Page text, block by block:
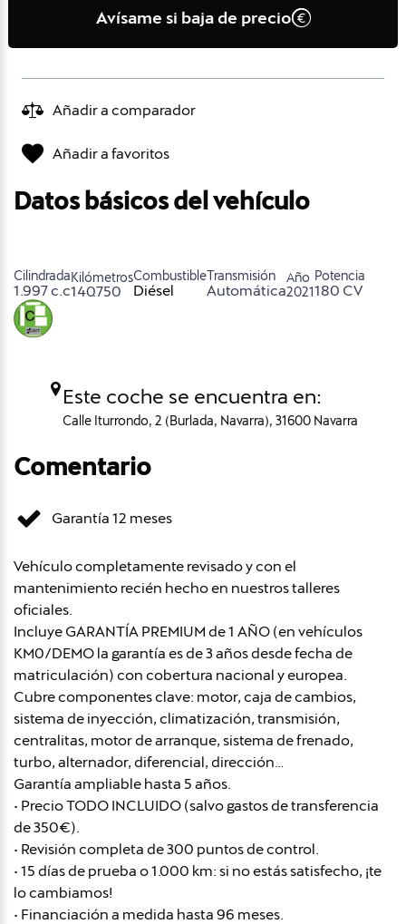
Avísame si baja de precio
Añadir a comparador
Añadir a favoritos
Datos básicos del vehículo
Cilindrada
1.997 c.c
Kilómetros
140.750
Combustible
Diésel
Transmisión
Automática
Año
2021
Potencia
180 CV
Este coche se encuentra en:
Calle Iturrondo, 2 (Burlada, Navarra), 31600 Navarra
Comentario
Garantía 12 meses
Vehículo completamente revisado y con el
mantenimiento recién hecho en nuestros talleres
oficiales.
Incluye GARANTÍA PREMIUM de 1 AÑO (en vehículos
KM0/DEMO la garantía es de 3 años desde fecha de
matriculación) con cobertura nacional y europea.
Cubre componentes clave: motor, caja de cambios,
sistema de inyección, climatización, transmisión,
centralitas, motor de arranque, sistema de frenado,
turbo, alternador, diferencial, dirección…
Garantía ampliable hasta 5 años.
• Precio TODO INCLUIDO (salvo gastos de transferencia
de 350€).
• Revisión completa de 300 puntos de control.
• 15 días de prueba o 1.000 km: si no estás satisfecho, ¡te
lo cambiamos!
• Financiación a medida hasta 96 meses.